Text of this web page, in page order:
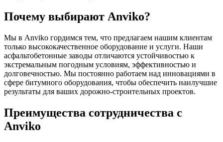
Почему выбирают Anviko?
Мы в Anviko гордимся тем, что предлагаем нашим клиентам
только высококачественное оборудование и услуги. Наши
асфальтобетонные заводы отличаются устойчивостью к
экстремальным погодным условиям, эффективностью и
долговечностью. Мы постоянно работаем над инновациями в
сфере битумного оборудования, чтобы обеспечить наилучшие
результаты для ваших дорожно-строительных проектов.
Преимущества сотрудничества с
Anviko